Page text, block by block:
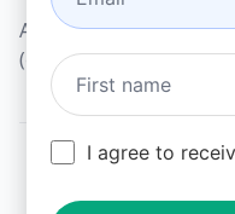
AGB für Verrechnung
(en)
I agree to